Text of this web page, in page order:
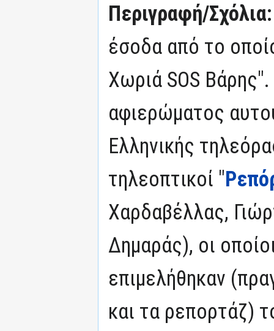
Περιγραφή/
έσοδα από το
Χωριά SOS
αφιερώματος
Ελληνικής
τηλεοπτικοί "
Χαρδαβέλλας,
Δημαράς), οι
επιμελήθηκαν
και τα ρεπορτάζ)